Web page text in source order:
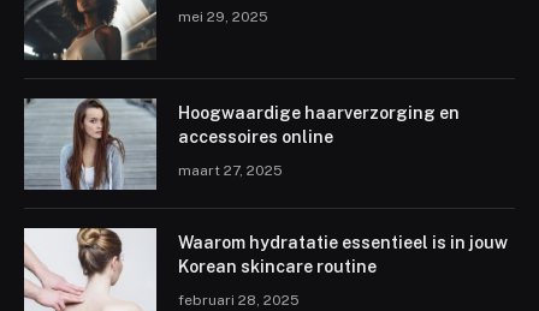
mei 29, 2025
Hoogwaardige haarverzorging en
accessoires online
maart 27, 2025
Waarom hydratatie essentieel is in jouw
Korean skincare routine
februari 28, 2025